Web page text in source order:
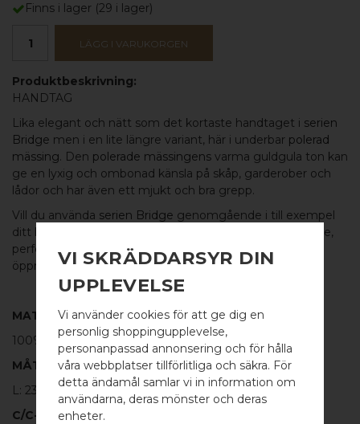
WELCOME TO
Finns i lager (29 i lager)
LÄGG I VARUKORGEN
Produktbeskrivning:
HANDTAG
Lika elegant och nätt som det kortaste handtaget i serien
Bridge men i en lite längre variant, här i underbar polerad
mässing. Den polerade mässingens varma guldgula ton kan
ge en lyxig och ombonad känsla på skåp, garderober och
lådor och har även ett mjukt och bra grepp.
Vill du använda serien Bridge genomgående i till exempel
ditt kök så har vi
i samma serie,
perfekt till kyl och frys där lite mer kraft kan behövas vid
öppning.
MATERIAL
100%
POLERAD MÄSSING
MÅTT
L: 232MM H: 33MM TJ: 6MM
C/C-MÅTT
VI SKRÄDDARSYR DIN
UPPLEVELSE
Vi använder cookies för att ge dig en
personlig shoppingupplevelse,
personanpassad annonsering och för hålla
våra webbplatser tillförlitliga och säkra. För
detta ändamål samlar vi in information om
användarna, deras mönster och deras
enheter.